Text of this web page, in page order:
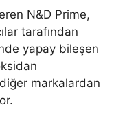
N&D Prime,
tarafından
yapay bileşen
diğer markalardan